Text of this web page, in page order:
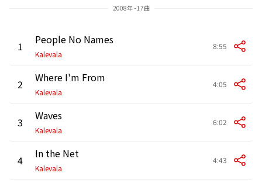
2008年 - 17曲
1 People No Names
Kalevala
8:55
2 Where I'm From
Kalevala
4:05
3 Waves
Kalevala
6:02
4 In the Net
Kalevala
4:43